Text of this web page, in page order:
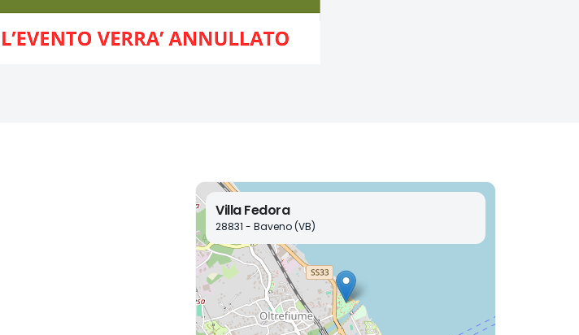
Villa Fedora
28831 - Baveno (VB)